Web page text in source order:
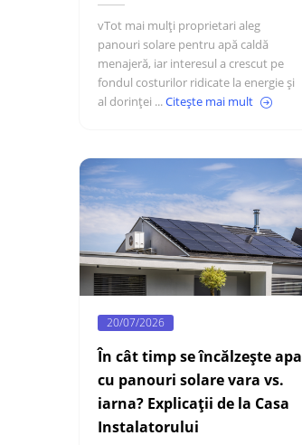
vTot mai mulți proprietari aleg
panouri solare pentru apă caldă
menajeră, iar interesul a crescut pe
fondul costurilor ridicate la energie și
al dorinței ...Citește mai mult
20/07/2026
În cât timp se încălzește apa
cu panouri solare vara vs.
iarna? Explicații de la Casa
Instalatorului